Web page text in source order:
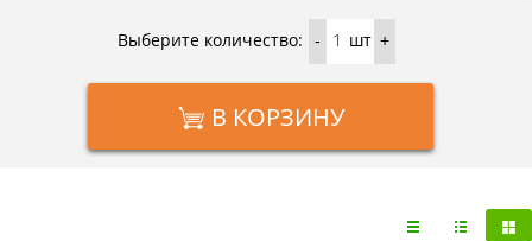
Выберите количество: - шт +
В КОРЗИНУ